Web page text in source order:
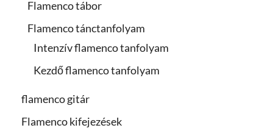
Flamenco tábor
Flamenco tánctanfolyam
Intenzív flamenco tanfolyam
Kezdő flamenco tanfolyam
flamenco gitár
Flamenco kifejezések